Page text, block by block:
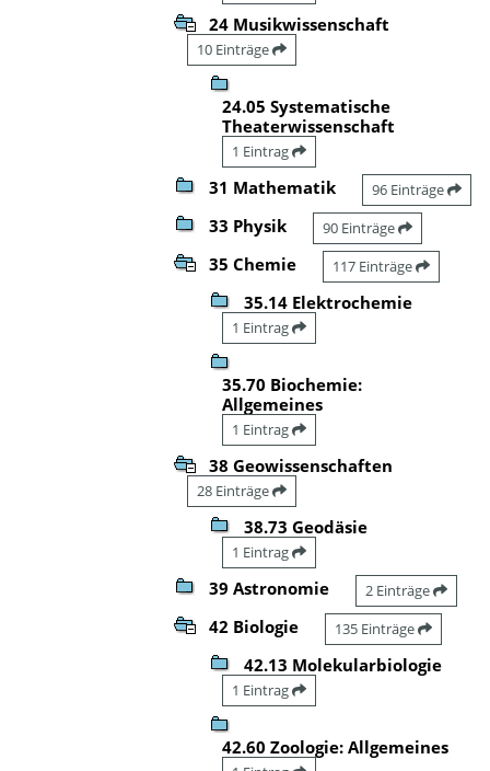
24 Musikwissenschaft
10 Einträge
24.05 Systematische
Theaterwissenschaft
1 Eintrag
31 Mathematik 96 Einträge
33 Physik 90 Einträge
35 Chemie 117 Einträge
35.14 Elektrochemie
1 Eintrag
35.70 Biochemie:
Allgemeines
1 Eintrag
38 Geowissenschaften
28 Einträge
38.73 Geodäsie
1 Eintrag
39 Astronomie 2 Einträge
42 Biologie 135 Einträge
42.13 Molekularbiologie
1 Eintrag
42.60 Zoologie: Allgemeines